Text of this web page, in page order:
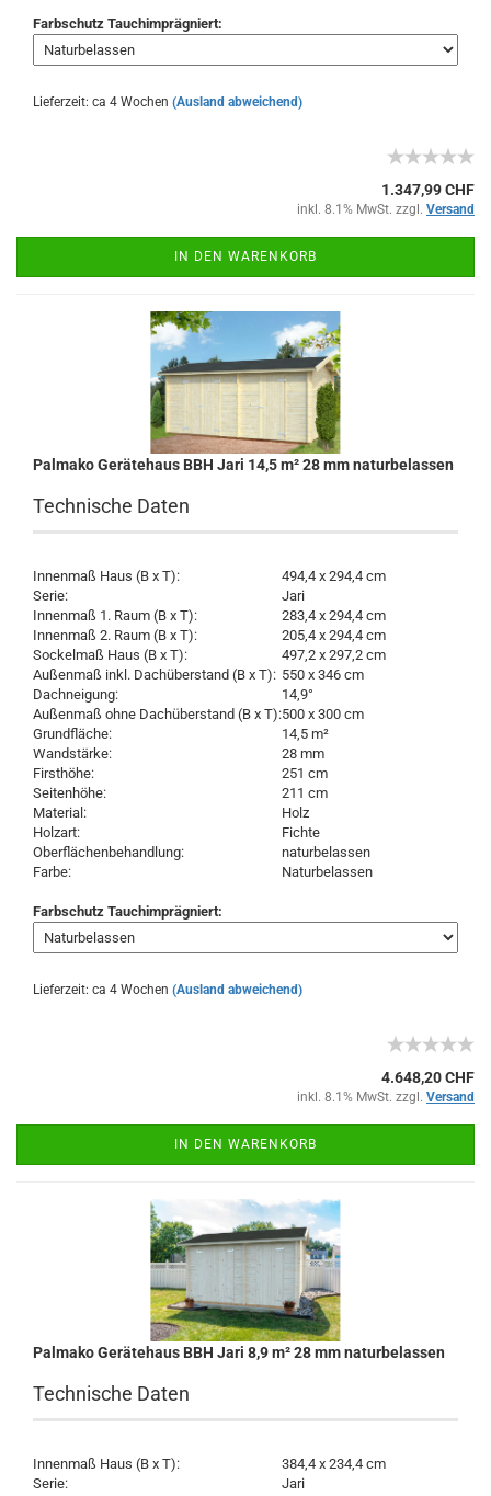
Farbschutz Tauchimprägniert:
Lieferzeit: ca 4 Wochen (Ausland abweichend)
1.347,99 CHF
inkl. 8.1% MwSt. zzgl. Versand
IN DEN WARENKORB
Palmako Gerätehaus BBH Jari 14,5 m² 28 mm naturbelassen
Technische Daten
Innenmaß Haus (B x T):
494,4 x 294,4 cm
Serie:
Jari
Innenmaß 1. Raum (B x T):
283,4 x 294,4 cm
Innenmaß 2. Raum (B x T):
205,4 x 294,4 cm
Sockelmaß Haus (B x T):
497,2 x 297,2 cm
Außenmaß inkl. Dachüberstand (B x T): 550 x 346 cm
Dachneigung:
14,9°
Außenmaß ohne Dachüberstand (B x T):500 x 300 cm
Grundfläche:
14,5 m²
Wandstärke:
28 mm
Firsthöhe:
251 cm
Seitenhöhe:
211 cm
Material:
Holz
Holzart:
Fichte
Oberflächenbehandlung:
naturbelassen
Farbe:
Naturbelassen
Farbschutz Tauchimprägniert:
Lieferzeit: ca 4 Wochen (Ausland abweichend)
4.648,20 CHF
inkl. 8.1% MwSt. zzgl. Versand
IN DEN WARENKORB
Palmako Gerätehaus BBH Jari 8,9 m² 28 mm naturbelassen
Technische Daten
Innenmaß Haus (B x T):
384,4 x 234,4 cm
Serie:
Jari